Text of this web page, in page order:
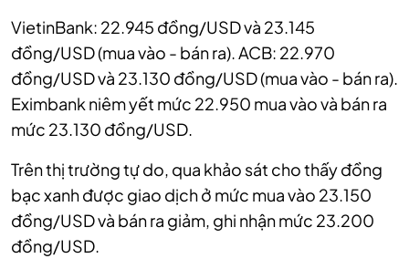
VietinBank: 22.945 đồng/USD và 23.145
đồng/USD (mua vào - bán ra). ACB: 22.970
đồng/USD và 23.130 đồng/USD (mua vào - bán ra).
Eximbank niêm yết mức 22.950 mua vào và bán ra
mức 23.130 đồng/USD.
Trên thị trường tự do, qua khảo sát cho thấy đồng
bạc xanh được giao dịch ở mức mua vào 23.150
đồng/USD và bán ra giảm, ghi nhận mức 23.200
đồng/USD.